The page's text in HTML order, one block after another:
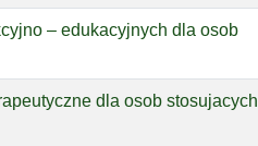
– edukacyjnych dla osob
dla osob stosujacych